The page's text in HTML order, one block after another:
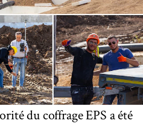
du coffrage EPS a été